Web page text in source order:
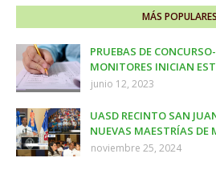
MÁS POPULARES
PRUEBAS DE
MONITORES INICIAN
junio 12, 2023
UASD RECINTO SAN
NUEVAS MAESTRÍAS
noviembre 25, 2024